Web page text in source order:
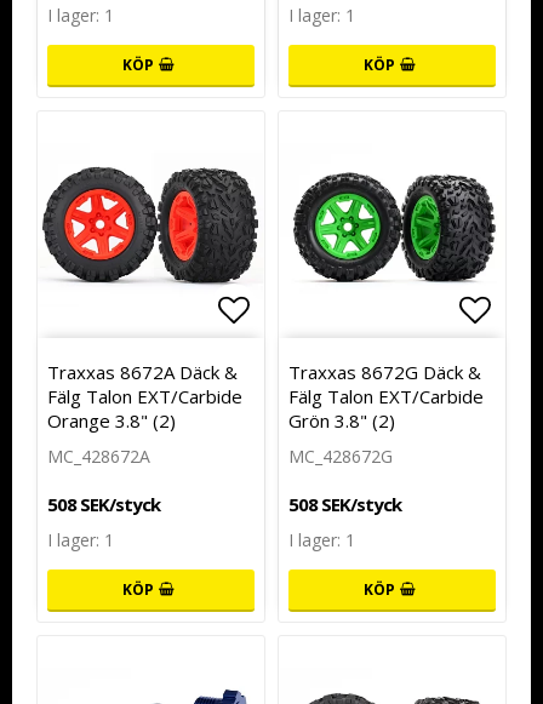
I lager: 1
KÖP
I lager: 1
KÖP
Lägg till i favoritlistan
Traxxas 8672A Däck &
Fälg Talon EXT/Carbide
Orange 3.8" (2)
MC_428672A
508 SEK/styck
I lager: 1
KÖP
Traxxas 8672G Däck &
Fälg Talon EXT/Carbide
Grön 3.8" (2)
MC_428672G
508 SEK/styck
I lager: 1
KÖP